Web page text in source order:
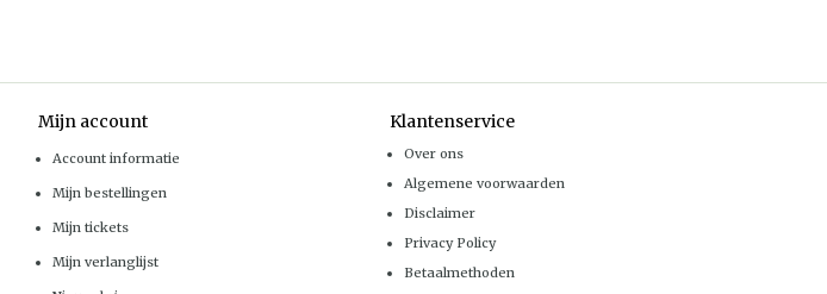
Mijn account
Account informatie
Mijn bestellingen
Mijn tickets
Mijn verlanglijst
Klantenservice
Over ons
Algemene voorwaarden
Disclaimer
Privacy Policy
Betaalmethoden